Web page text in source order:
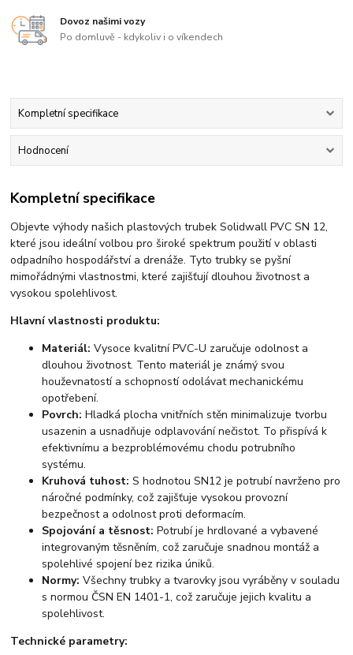
Dovoz našimi vozy
Po domluvě - kdykoliv i o víkendech
Kompletní specifikace
Hodnocení
Kompletní specifikace
Objevte výhody našich plastových trubek Solidwall PVC SN 12,
které jsou ideální volbou pro široké spektrum použití v oblasti
odpadního hospodářství a drenáže. Tyto trubky se pyšní
mimořádnými vlastnostmi, které zajišťují dlouhou životnost a
vysokou spolehlivost.
Hlavní vlastnosti produktu:
Materiál: Vysoce kvalitní PVC-U zaručuje odolnost a
dlouhou životnost. Tento materiál je známý svou
houževnatostí a schopností odolávat mechanickému
opotřebení.
Povrch: Hladká plocha vnitřních stěn minimalizuje tvorbu
usazenin a usnadňuje odplavování nečistot. To přispívá k
efektivnímu a bezproblémovému chodu potrubního
systému.
Kruhová tuhost: S hodnotou SN12 je potrubí navrženo pro
náročné podmínky, což zajišťuje vysokou provozní
bezpečnost a odolnost proti deformacím.
Spojování a těsnost: Potrubí je hrdlované a vybavené
integrovaným těsněním, což zaručuje snadnou montáž a
spolehlivé spojení bez rizika úniků.
Normy: Všechny trubky a tvarovky jsou vyráběny v souladu
s normou ČSN EN 1401-1, což zaručuje jejich kvalitu a
spolehlivost.
Technické parametry: